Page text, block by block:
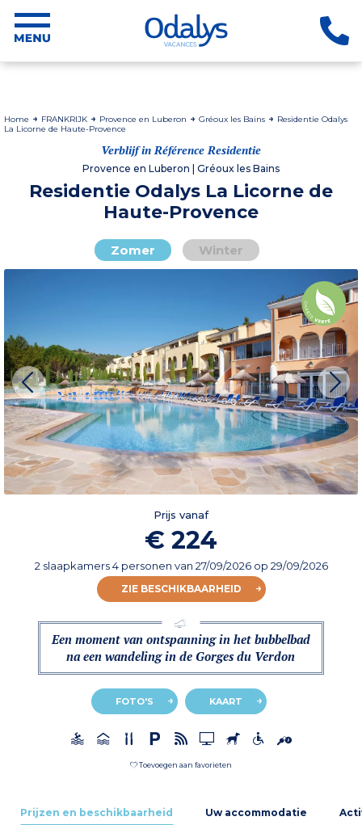
Home FRANKRIJK Provence en Luberon Gréoux les Bains
Residentie Odalys
La Licorne de Haute-Provence
Verblijf in Référence Residentie
Provence en Luberon | Gréoux les Bains
Residentie Odalys La Licorne de
Haute-Provence
Zomer Winter
Prijs vanaf
€ 224
2 slaapkamers 4 personen van 27/09/2026op 29/09/2026
ZIE BESCHIKBAARHEID
Een moment van ontspanning in het bubbelbad
na een wandeling in de Gorges du Verdon
FOTO'S KAART
Toevoegen aan favorieten
Prijzen en beschikbaarheid Uw accommodatie